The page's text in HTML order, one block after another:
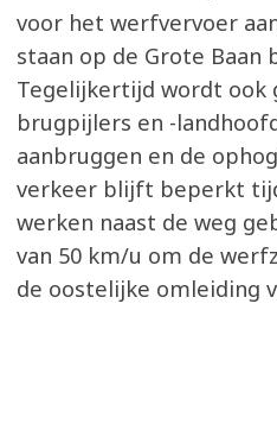
voor het werfvervoer
staan op de Grote Baan
Tegelijkertijd wordt ook
brugpijlers en -
aanbruggen en de
verkeer blijft beperkt
werken naast de weg
van 50 km/u om de
de oostelijke omleiding